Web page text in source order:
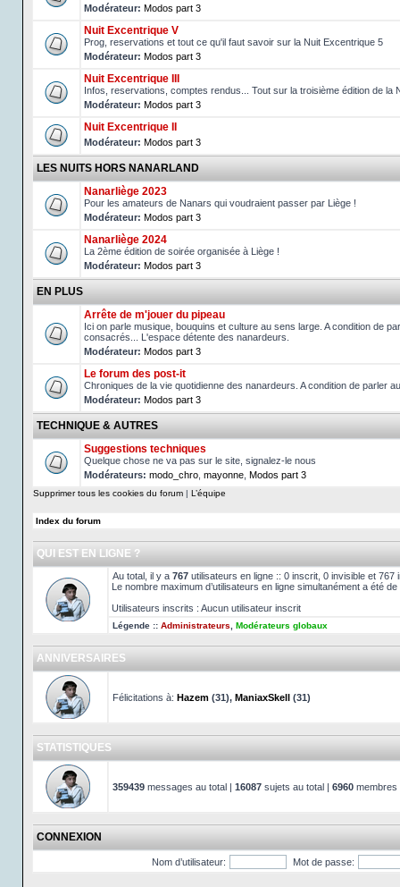
Modérateur: Modos part 3
Nuit Excentrique V
Prog, reservations et tout ce qu'il faut savoir sur la Nuit Excentrique 5
Modérateur: Modos part 3
Nuit Excentrique III
Infos, reservations, comptes rendus... Tout sur la troisième édition de la
Modérateur: Modos part 3
Nuit Excentrique II
Modérateur: Modos part 3
LES NUITS HORS NANARLAND
Nanarliège 2023
Pour les amateurs de Nanars qui voudraient passer par Liège !
Modérateur: Modos part 3
Nanarliège 2024
La 2ème édition de soirée organisée à Liège !
Modérateur: Modos part 3
EN PLUS
Arrête de m'jouer du pipeau
Ici on parle musique, bouquins et culture au sens large. A condition de
consacrés... L'espace détente des nanardeurs.
Modérateur: Modos part 3
Le forum des post-it
Chroniques de la vie quotidienne des nanardeurs. A condition de parler
Modérateur: Modos part 3
TECHNIQUE & AUTRES
Suggestions techniques
Quelque chose ne va pas sur le site, signalez-le nous
Modérateurs: modo_chro mayonne Modos part 3
Supprimer tous les cookies du forum | L’équipe
Index du forum
QUI EST EN LIGNE ?
Au total, il y a 767 utilisateurs en ligne :: 0 inscrit, 0 invisible et
Le nombre maximum d’utilisateurs en ligne simultanément a été de
Utilisateurs inscrits : Aucun utilisateur inscrit
Légende :: Administrateurs Modérateurs globaux
ANNIVERSAIRES
Félicitations à: Hazem (31), ManiaxSkell (31)
STATISTIQUES
359439 messages au total | 16087 sujets au total | 6960 membres
CONNEXION
Nom d’utilisateur: Mot de passe: